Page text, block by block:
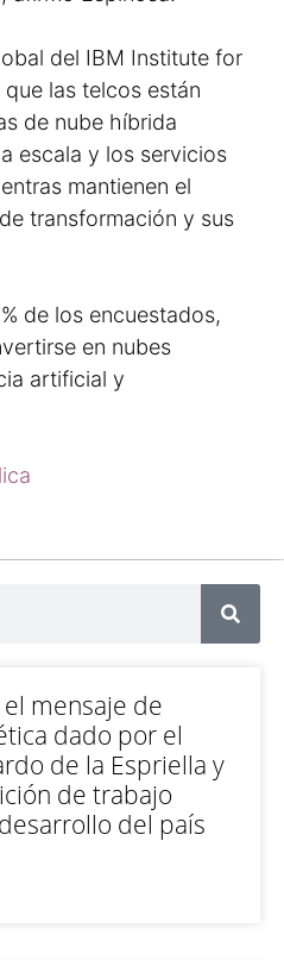
del IBM Institute for
las telcos están
de nube híbrida
escala y los servicios
mantienen el
transformación y sus
de los encuestados,
en nubes
artificial y
mensaje de
dado por el
de la Espriella y
de trabajo
del país